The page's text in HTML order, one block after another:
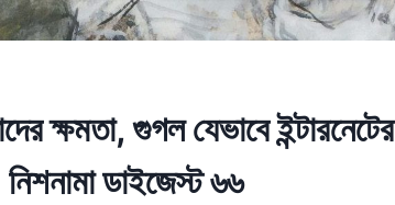
ক্ষমতা, গুগল যেভাবে
ডাইজেস্ট ৬৬